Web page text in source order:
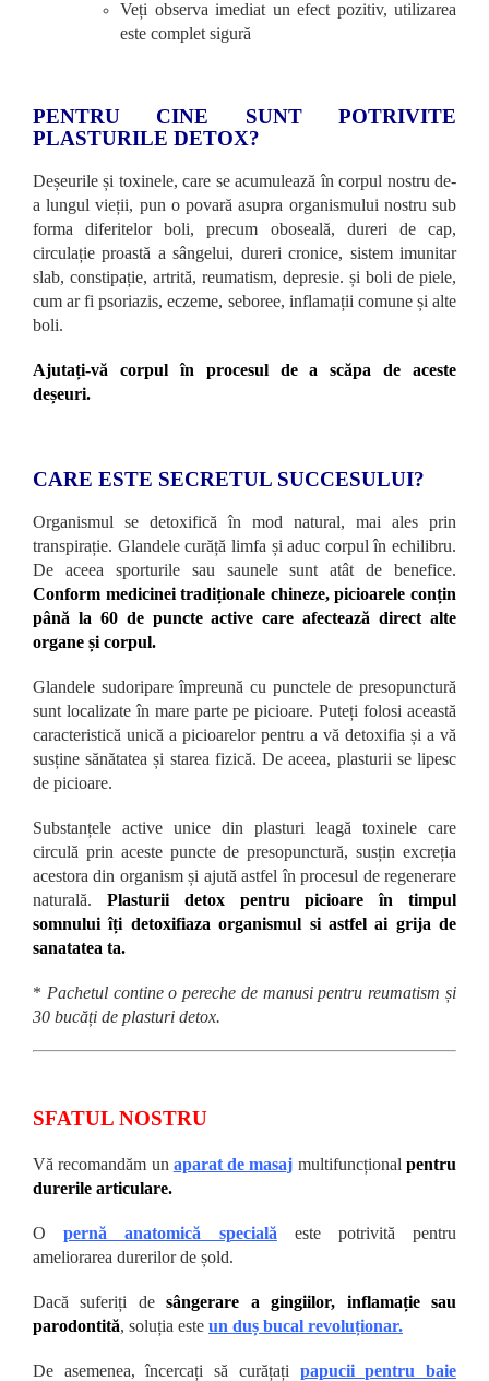
Veți observa imediat un efect pozitiv, utilizarea
este complet sigură
PENTRU CINE SUNT POTRIVITE
PLASTURILE DETOX?
Deșeurile și toxinele, care se acumulează în corpul nostru de-
a lungul vieții, pun o povară asupra organismului nostru sub
forma diferitelor boli, precum oboseală, dureri de cap,
circulație proastă a sângelui, dureri cronice, sistem imunitar
slab, constipație, artrită, reumatism, depresie. și boli de piele,
cum ar fi psoriazis, eczeme, seboree, inflamații comune și alte
boli.
Ajutați-vă corpul în procesul de a scăpa de aceste
deșeuri.
CARE ESTE SECRETUL SUCCESULUI?
Organismul se detoxifică în mod natural, mai ales prin
transpirație. Glandele curăță limfa și aduc corpul în echilibru.
De aceea sporturile sau saunele sunt atât de benefice.
Conform medicinei tradiționale chineze, picioarele conțin
până la 60 de puncte active care afectează direct alte
organe și corpul.
Glandele sudoripare împreună cu punctele de presopunctură
sunt localizate în mare parte pe picioare. Puteți folosi această
caracteristică unică a picioarelor pentru a vă detoxifia și a vă
susține sănătatea și starea fizică. De aceea, plasturii se lipesc
de picioare.
Substanțele active unice din plasturi leagă toxinele care
circulă prin aceste puncte de presopunctură, susțin excreția
acestora din organism și ajută astfel în procesul de regenerare
naturală. Plasturii detox pentru picioare în timpul
somnului îți detoxifiaza organismul si astfel ai grija de
sanatatea ta.
* Pachetul contine o pereche de manusi pentru reumatism și
30 bucăți de plasturi detox.
SFATUL NOSTRU
Vă recomandăm un aparat de masaj multifuncționalpentru
durerile articulare.
Opernă anatomică specială este potrivită pentru
ameliorarea durerilor de șold.
Dacă suferiți desângerare a gingiilor, inflamație sau
parodontită, soluția este un duș bucal revoluționar.
De asemenea, încercați să curățați papucii pentru baie